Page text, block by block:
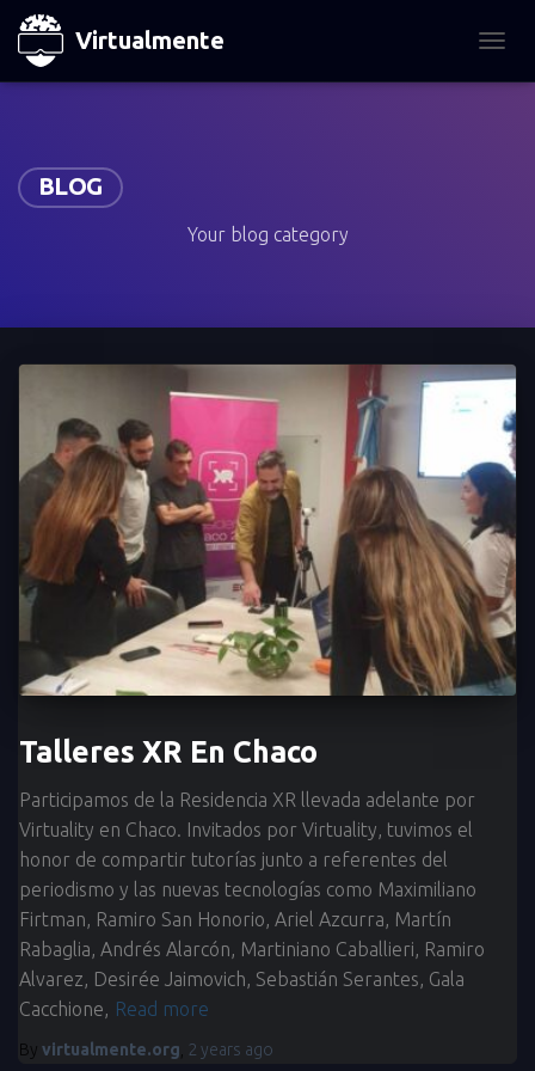
Virtualmente
BLOG
Your blog category
Talleres XR En Chaco
Participamos de la Residencia XR llevada adelante por
Virtuality en Chaco. Invitados por Virtuality, tuvimos el
honor de compartir tutorías junto a referentes del
periodismo y las nuevas tecnologías como Maximiliano
Firtman, Ramiro San Honorio, Ariel Azcurra, Martín
Rabaglia, Andrés Alarcón, Martiniano Caballieri, Ramiro
Alvarez, Desirée Jaimovich, Sebastián Serantes, Gala
Cacchione, Read more
By virtualmente.org, 2 years ago